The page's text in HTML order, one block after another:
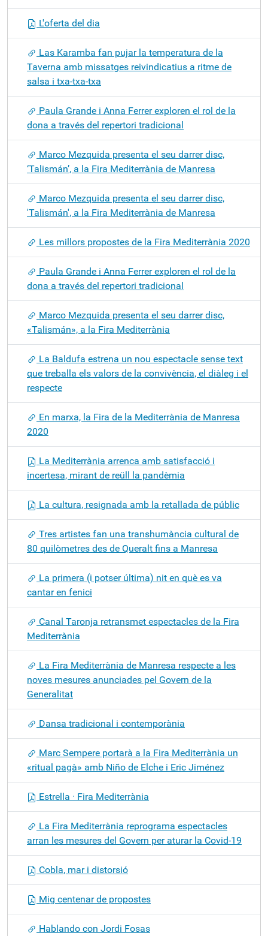
L'oferta del dia
Las Karamba fan pujar la temperatura de la
Taverna amb missatges reivindicatius a ritme de
salsa i txa-txa-txa
Paula Grande i Anna Ferrer exploren el rol de la
dona a través del repertori tradicional
Marco Mezquida presenta el seu darrer disc,
‘Talismán’, a la Fira Mediterrània de Manresa
Marco Mezquida presenta el seu darrer disc,
'Talismán', a la Fira Mediterrània de Manresa
Les millors propostes de la Fira Mediterrània 2020
Paula Grande i Anna Ferrer exploren el rol de la
dona a través del repertori tradicional
Marco Mezquida presenta el seu darrer disc,
«Talismán», a la Fira Mediterrània
La Baldufa estrena un nou espectacle sense text
que treballa els valors de la convivència, el diàleg i el
respecte
En marxa, la Fira de la Mediterrània de Manresa
2020
La Mediterrània arrenca amb satisfacció i
incertesa, mirant de reüll la pandèmia
La cultura, resignada amb la retallada de públic
Tres artistes fan una transhumància cultural de
80 quilòmetres des de Queralt fins a Manresa
La primera (i potser última) nit en què es va
cantar en fenici
Canal Taronja retransmet espectacles de la Fira
Mediterrània
La Fira Mediterrània de Manresa respecte a les
noves mesures anunciades pel Govern de la
Generalitat
Dansa tradicional i contemporània
Marc Sempere portarà a la Fira Mediterrània un
«ritual pagà» amb Niño de Elche i Eric Jiménez
Estrella · Fira Mediterrània
La Fira Mediterrània reprograma espectacles
arran les mesures del Govern per aturar la Covid-19
Cobla, mar i distorsió
Mig centenar de propostes
Hablando con Jordi Fosas